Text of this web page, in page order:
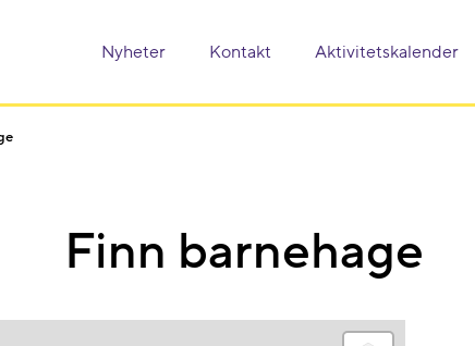
Nyheter Kontakt Aktivitetskalender
Finn barnehage